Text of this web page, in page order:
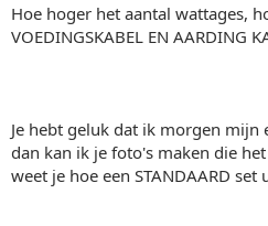
Hoe hoger het aantal wattages,
VOEDINGSKABEL EN AARDING
Je hebt geluk dat ik morgen mijn
dan kan ik je foto's maken die
weet je hoe een STANDAARD